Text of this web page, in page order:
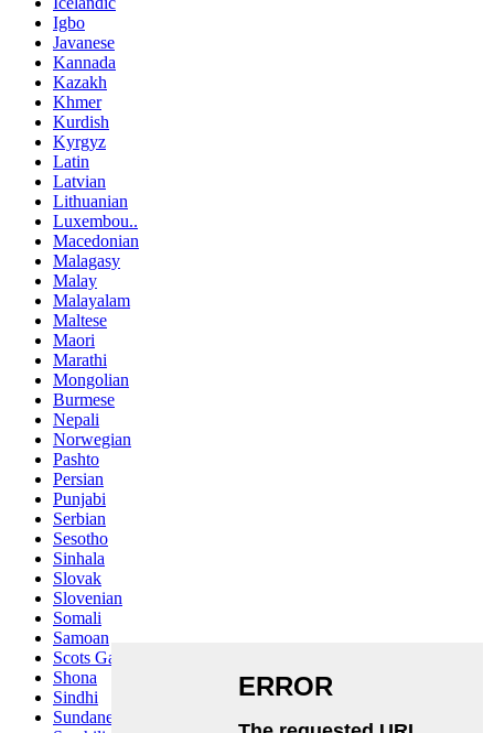
Igbo
Javanese
Kannada
Kazakh
Khmer
Kurdish
Kyrgyz
Latin
Latvian
Lithuanian
Luxembou..
Macedonian
Malagasy
Malay
Malayalam
Maltese
Maori
Marathi
Mongolian
Burmese
Nepali
Norwegian
Pashto
Persian
Punjabi
Serbian
Sesotho
Sinhala
Slovak
Slovenian
Somali
Samoan
Scots Gaelic
Shona
Sindhi
Sundanese